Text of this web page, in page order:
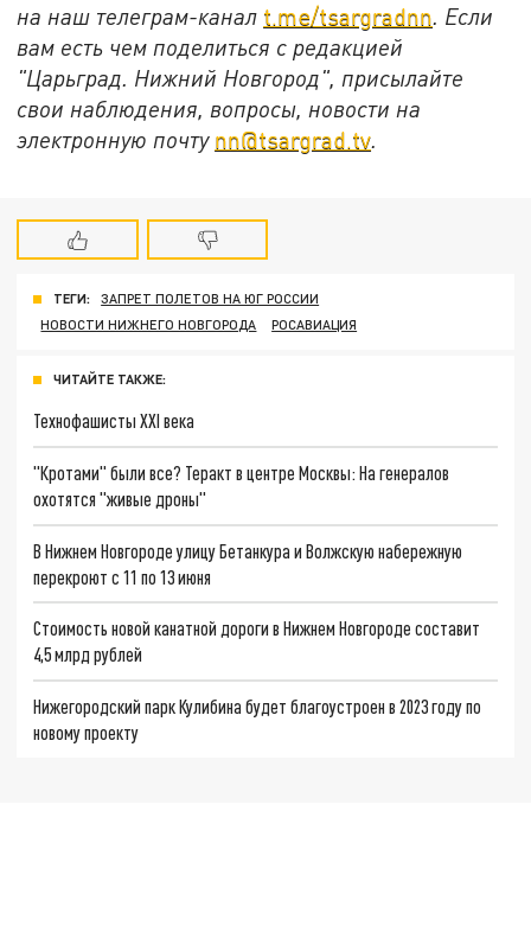
на наш телеграм-канал t.me/tsargradnn. Если
вам есть чем поделиться с редакцией
"Царьград. Нижний Новгород", присылайте
свои наблюдения, вопросы, новости на
электронную почту nn@tsargrad.tv.
ТЕГИ:
ЗАПРЕТ ПОЛЕТОВ НА ЮГ РОССИИ
НОВОСТИ НИЖНЕГО НОВГОРОДА
РОСАВИАЦИЯ
ЧИТАЙТЕ ТАКЖЕ:
Технофашисты XXI века
"Кротами" были все? Теракт в центре Москвы: На генералов
охотятся "живые дроны"
В Нижнем Новгороде улицу Бетанкура и Волжскую набережную
перекроют с 11 по 13 июня
Стоимость новой канатной дороги в Нижнем Новгороде составит
4,5 млрд рублей
Нижегородский парк Кулибина будет благоустроен в 2023 году по
новому проекту